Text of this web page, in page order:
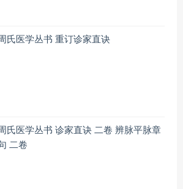
氏医学丛书 重订诊家直诀
氏医学丛书 诊家直诀 二卷 辨脉平脉章
二卷